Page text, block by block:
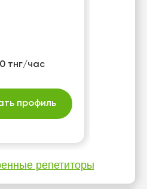
тнг/час
профиль
репетиторы